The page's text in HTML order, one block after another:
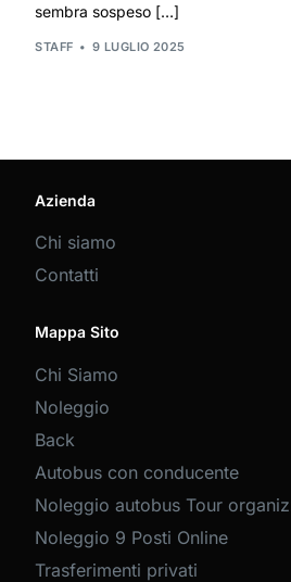
sembra sospeso […]
STAFF 9 LUGLIO 2025
Azienda
Chi siamo
Contatti
Mappa Sito
Chi Siamo
Noleggio
Back
Autobus con conducente
Noleggio autobus Tour
Noleggio 9 Posti Online
Trasferimenti privati